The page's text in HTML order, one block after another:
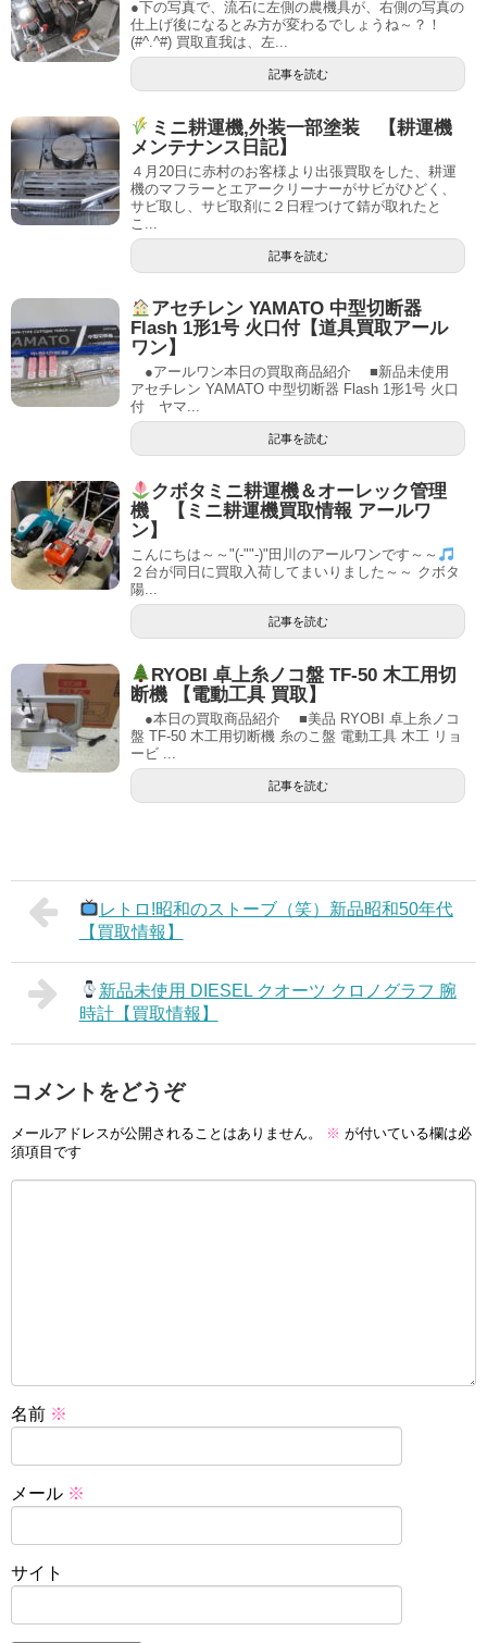
●下の写真で、流石に左側の農機具が、右側の写真の
仕上げ後になるとみ方が変わるでしょうね～？！
(#^.^#) 買取直我は、左...
記事を読む
ミニ耕運機,外装一部塗装 【耕運機
メンテナンス日記】
４月20日に赤村のお客様より出張買取をした、耕運
機のマフラーとエアークリーナーがサビがひどく、
サビ取し、サビ取剤に２日程つけて錆が取れたと
こ...
記事を読む
アセチレン YAMATO 中型切断器
Flash 1形1号 火口付【道具買取アール
ワン】
●アールワン本日の買取商品紹介 ■新品未使用
アセチレン YAMATO 中型切断器 Flash 1形1号 火口
付 ヤマ...
記事を読む
クボタミニ耕運機＆オーレック管理
機 【ミニ耕運機買取情報 アールワ
ン】
こんにちは～～"(-""-)"田川のアールワンです～～
２台が同日に買取入荷してまいりました～～ クボタ
陽...
記事を読む
RYOBI 卓上糸ノコ盤 TF-50 木工用切
断機 【電動工具 買取】
●本日の買取商品紹介 ■美品 RYOBI 卓上糸ノコ
盤 TF-50 木工用切断機 糸のこ盤 電動工具 木工 リョ
ービ ...
記事を読む
レトロ!昭和のストーブ（笑）新品昭和50年代
【買取情報】
新品未使用 DIESEL クオーツ クロノグラフ 腕
時計【買取情報】
コメントをどうぞ
メールアドレスが公開されることはありません。 ※ が付いている欄は必
須項目です
名前 ※
メール ※
サイト